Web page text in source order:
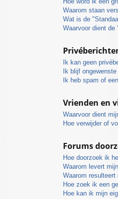
Waarom staan
Wat is de
Waarvoor dient de
Ik kan geen
Ik blijf
Ik heb spam of
Vrienden en
Waarvoor dient
Hoe verwijder of
Forums
Hoe doorzoek ik
Waarom levert
Waarom
Hoe zoek ik een
Hoe kan ik mijn